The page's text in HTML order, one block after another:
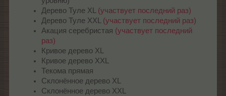
Дерево Туле XL (участвует последний раз)
Дерево Туле XXL (участвует последний раз)
Акация серебристая (участвует последний
раз)
Кривое дерево XL
Кривое дерево XXL
Текома прямая
Склонённое дерево XL
Склонённое дерево XXL